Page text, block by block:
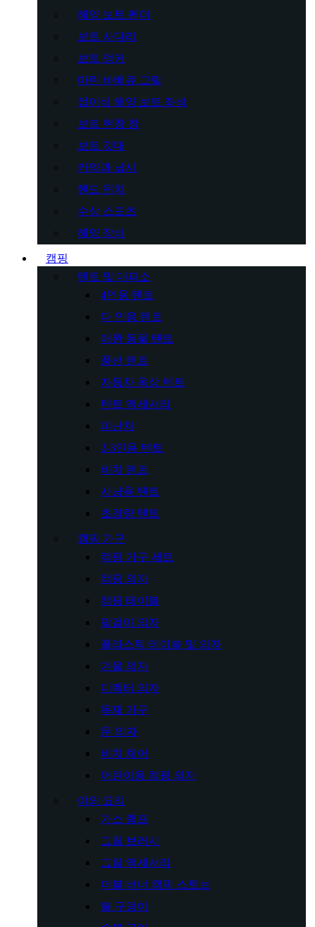
해양 보트 펜더
보트 사다리
보트 앵커
마린 바베큐 그릴
접이식 해양 보트 좌석
보트 현창 창
보트 깃대
카약과 낚시
핸드 윈치
수상 스포츠
해양 장비
캠핑
텐트 및 대피소
4인용 텐트
다 인용 텐트
애완 동물 텐트
풍선 텐트
자동차 옥상 텐트
텐트 액세서리
피난처
2-3인용 텐트
비치 텐트
사냥용 텐트
초경량 텐트
캠핑 가구
캠핑 가구 세트
캠핑 의자
캠핑 테이블
팔걸이 의자
플라스틱 테이블 및 의자
겨울 의자
디렉터 의자
목재 가구
문 의자
비치 체어
어린이용 캠핑 의자
야외 요리
가스 램프
그릴 브러시
그릴 액세서리
더블 버너 캠핑 스토브
불 구덩이